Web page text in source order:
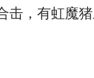
击，有虹魔